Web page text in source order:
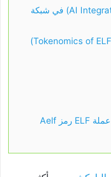
ثورة الذكاء الاصطناعي (AI Integration) في شبكة